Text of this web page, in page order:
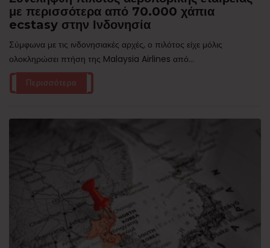
με περισσότερα από 70.000 χάπια
ecstasy στην Ινδονησία
Σύμφωνα με τις ινδονησιακές αρχές, ο πιλότος είχε μόλις
ολοκληρώσει πτήση της Malaysia Airlines από...
Περισσότερα